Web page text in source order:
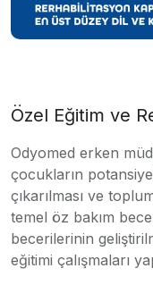
Özel Eğitim ve
Odyomed erken
çocukların
çıkarılması ve
temel öz bakım
becerilerinin
eğitimi çalışmaları